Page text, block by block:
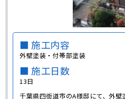
■ 施工内容
外壁塗装・付帯部塗装
■ 施工日数
13日
千葉県四街道市のA様邸にて、外